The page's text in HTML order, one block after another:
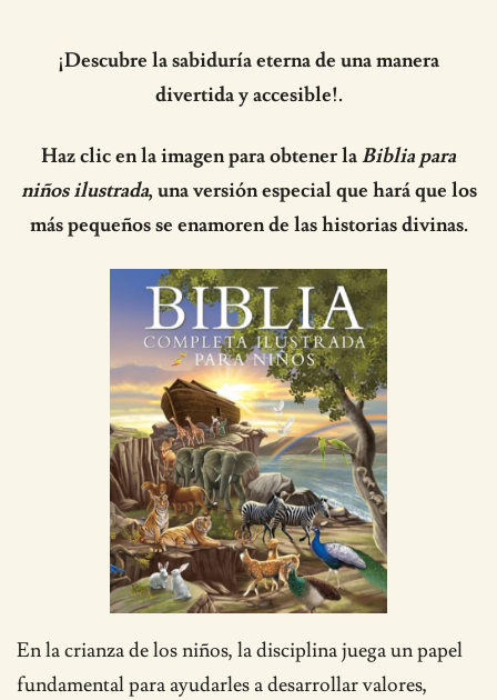
¡Descubre la sabiduría eterna de una manera
divertida y accesible!.
Haz clic en la imagen para obtener laBiblia para
niños ilustrada, una versión especial que hará que los
más pequeños se enamoren de las historias divinas.
En la crianza de los niños, la disciplina juega un papel
fundamental para ayudarles a desarrollar valores,